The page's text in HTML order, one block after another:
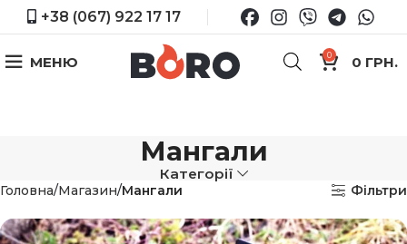
+38 (067) 922 17 17
МЕНЮ 0 0 ГРН.
Мангали
Категорії
Головна Магазин Мангали Фільтри